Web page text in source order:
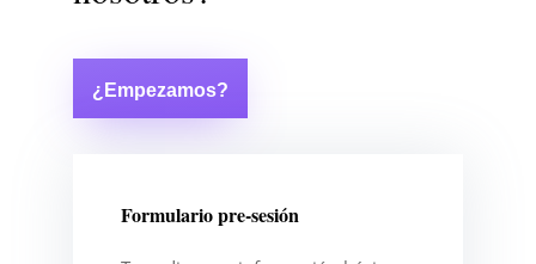
¿Empezamos?
Formulario pre-sesión